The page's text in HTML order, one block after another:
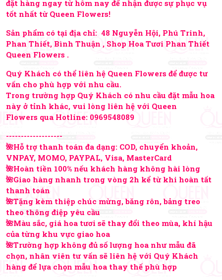
đặt hàng ngay từ hôm nay để nhận được sự phục vụ
tốt nhất từ Queen Flowers!
Sản phẩm có tại địa chỉ: 48 Nguyễn Hội, Phú Trinh,
Phan Thiết, Bình Thuận , Shop Hoa Tươi Phan Thiết
Queen Flowers .
Quý Khách có thể liên hệ Queen Flowers để được tư
vấn cho phù hợp với nhu cầu.
Trong trường hợp Quý Khách có nhu cầu đặt mẫu hoa
này ở tỉnh khác, vui lòng liên hệ với Queen
Flowers qua Hotline: 0969548089
-------------------
🌺Hỗ trợ thanh toán đa dạng: COD, chuyển khoản,
VNPAY, MOMO, PAYPAL, Visa, MasterCard
🌺Hoàn tiền 100% nếu khách hàng không hài lòng
🌺Giao hàng nhanh trong vòng 2h kể từ khi hoàn tất
thanh toán
🌺Tặng kèm thiệp chúc mừng, băng rôn, bảng treo
theo thông điệp yêu cầu
🌺Màu sắc, giá hoa tươi sẽ thay đổi theo mùa, khí hậu
của từng khu vực giao hoa
🌺Trường hợp không đủ số lượng hoa như mẫu đã
chọn, nhân viên tư vấn sẽ liên hệ với Quý Khách
hàng để lựa chọn mẫu hoa thay thế phù hợp